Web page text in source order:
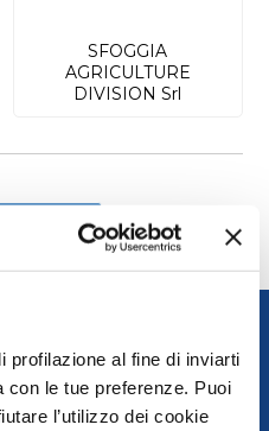
profilazione al fine di inviarti
con le tue preferenze. Puoi
l’utilizzo dei cookie
SFOGGIA
AGRICULTURE
DIVISION Srl
Manufacturers